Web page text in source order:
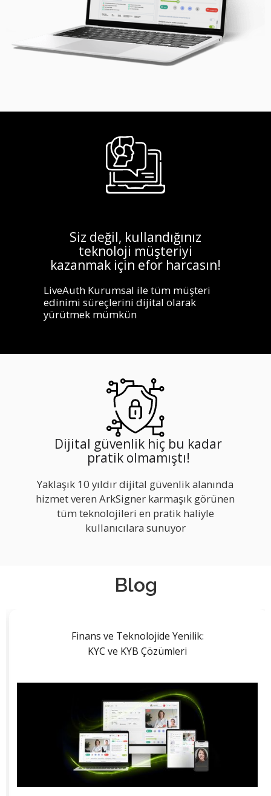
Siz değil, kullandığınız
teknoloji müşteriyi
kazanmak için efor harcasın!
LiveAuth Kurumsal ile tüm müşteri
edinimi süreçlerini dijital olarak
yürütmek mümkün
Dijital güvenlik hiç bu kadar
pratik olmamıştı!
Yaklaşık 10 yıldır dijital güvenlik alanında
hizmet veren ArkSigner karmaşık görünen
tüm teknolojileri en pratik haliyle
kullanıcılara sunuyor
Blog
Finans ve Teknolojide Yenilik:
KYC ve KYB Çözümleri